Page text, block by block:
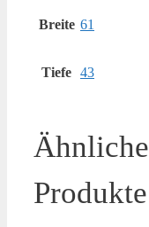
Breite 61
Tiefe 43
Ähnliche
Produkte